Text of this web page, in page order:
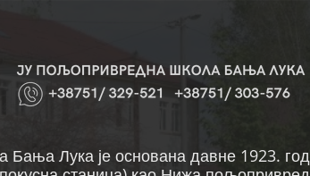
Лука је основана давне 1923.